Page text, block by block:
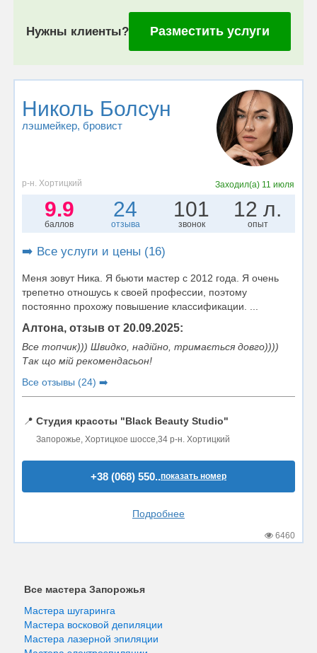
Нужны клиенты? Разместить услуги
Николь Болсун
лэшмейкер, бровист
р-н. Хортицкий Заходил(а) 11 июля
9.9
баллов
24
отзыва
101
звонок
12 л.
опыт
➡️ Все услуги и цены (16)
Меня зовут Ника. Я бьюти мастер с 2012 года. Я очень
трепетно отношусь к своей профессии, поэтому
постоянно прохожу повышение классификации. ...
Алтона, отзыв от 20.09.2025:
Все топчик))) Швидко, надійно, тримається довго))))
Так що мій рекомендасьон!
Все отзывы (24) ➡️
📍 Студия красоты "Black Beauty Studio"
Запорожье, Хортицкое шоссе,34 р-н. Хортицкий
+38 (068) 550..показать номер
Подробнее
6460
Все мастера Запорожья
Мастера шугаринга
Мастера восковой депиляции
Мастера лазерной эпиляции